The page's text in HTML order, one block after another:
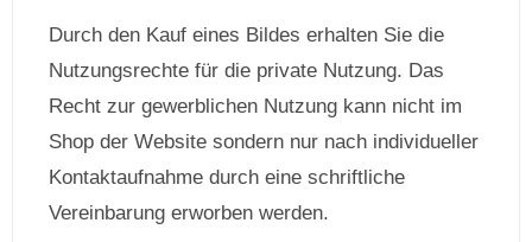
Durch den Kauf eines Bildes erhalten Sie die
Nutzungsrechte für die private Nutzung. Das
Recht zur gewerblichen Nutzung kann nicht im
Shop der Website sondern nur nach individueller
Kontaktaufnahme durch eine schriftliche
Vereinbarung erworben werden.